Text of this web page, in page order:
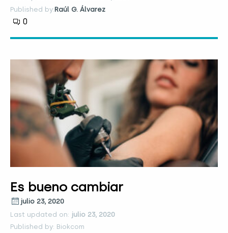
Published by:Raúl G. Álvarez
0
Es bueno cambiar
julio 23, 2020
Last updated on: julio 23, 2020
Published by: Biokcom